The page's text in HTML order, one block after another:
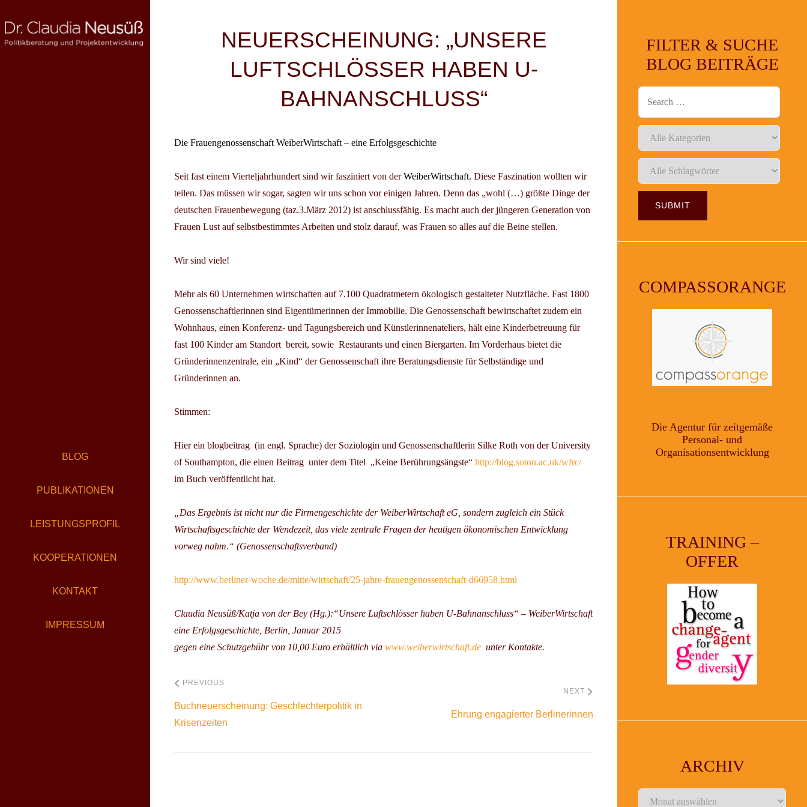
to
content
BLOG
PUBLIKATIONEN
LEISTUNGSPROFIL
KOOPERATIONEN
KONTAKT
IMPRESSUM
NEUERSCHEINUNG: „UNSERE
LUFTSCHLÖSSER HABEN U-
BAHNANSCHLUSS“
Die Frauengenossenschaft WeiberWirtschaft – eine Erfolgsgeschichte
Seit fast einem Vierteljahrhundert sind wir fasziniert von derWeiberWirtschaft. Diese Faszination wollten wir
teilen. Das müssen wir sogar, sagten wir uns schon vor einigen Jahren. Denn das „wohl (…) größte Dinge der
deutschen Frauenbewegung (taz.3.März 2012) ist anschlussfähig. Es macht auch der jüngeren Generation von
Frauen Lust auf selbstbestimmtes Arbeiten und stolz darauf, was Frauen so alles auf die Beine stellen.
Wir sind viele!
Mehr als 60 Unternehmen wirtschaften auf 7.100 Quadratmetern ökologisch gestalteter Nutzfläche. Fast 1800
Genossenschaftlerinnen sind Eigentümerinnen der Immobilie. Die Genossenschaft bewirtschaftet zudem ein
Wohnhaus, einen Konferenz- und Tagungsbereich und Künstlerinnenateliers, hält eine Kinderbetreuung für
fast 100 Kinder am Standort bereit, sowie Restaurants und einen Biergarten. Im Vorderhaus bietet die
Gründerinnenzentrale, ein „Kind“ der Genossenschaft ihre Beratungsdienste für Selbständige und
Gründerinnen an.
Stimmen:
Hier ein blogbeitrag (in engl. Sprache) der Soziologin und Genossenschaftlerin Silke Roth von der University
of Southampton, die einen Beitrag unter dem Titel „Keine Berührungsängste“ http://blog.soton.ac.uk/wfrc/
im Buch veröffentlicht hat.
„Das Ergebnis ist nicht nur die Firmengeschichte der WeiberWirtschaft eG, sondern zugleich ein Stück
Wirtschaftsgeschichte der Wendezeit, das viele zentrale Fragen der heutigen ökonomischen Entwicklung
vorweg nahm.“ (Genossenschaftsverband)
http://www.berliner-woche.de/mitte/wirtschaft/25-jahre-frauengenossenschaft-d66958.html
Claudia Neusüß/Katja von der Bey (Hg.):“Unsere Luftschlösser haben U-Bahnanschluss“ – WeiberWirtschaft
eine Erfolgsgeschichte, Berlin, Januar 2015
gegen eine Schutzgebühr von 10,00 Euro erhältlich via www.weiberwirtschaft.de unter Kontakte.
Beitragsnavigation
PREVIOUS
Buchneuerscheinung: Geschlechterpolitik in
Krisenzeiten
NEXT
Ehrung engagierter Berlinerinnen
FILTER & SUCHE
BLOG BEITRÄGE
COMPASSORANGE
Die Agentur für zeitgemäße
Personal- und
Organisationsentwicklung
TRAINING –
OFFER
ARCHIV
Archiv